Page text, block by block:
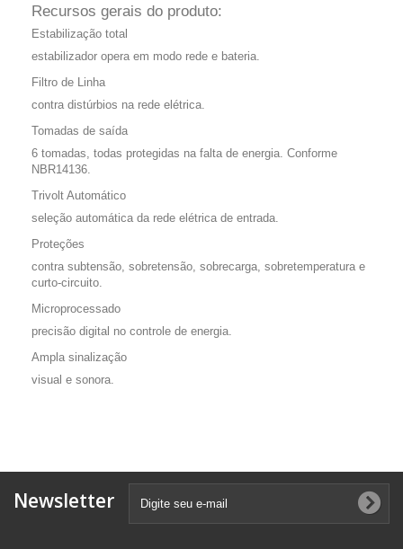
Recursos gerais do produto:
Estabilização total
estabilizador opera em modo rede e bateria.
Filtro de Linha
contra distúrbios na rede elétrica.
Tomadas de saída
6 tomadas, todas protegidas na falta de energia. Conforme
NBR14136.
Trivolt Automático
seleção automática da rede elétrica de entrada.
Proteções
contra subtensão, sobretensão, sobrecarga, sobretemperatura e
curto-circuito.
Microprocessado
precisão digital no controle de energia.
Ampla sinalização
visual e sonora.
Newsletter